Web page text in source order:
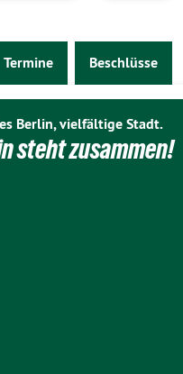
Termine Beschlüsse
Berlin, vielfältige Stadt.
steht zusammen!